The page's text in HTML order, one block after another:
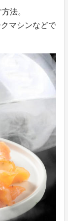
法。
マシンなどで